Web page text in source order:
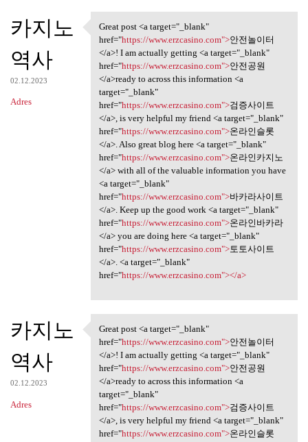
카지노
역사
02.12.2023
Adres
Great post <a target="_blank"
Great post <a target="_blank"
href="https://www.erzcasino.com">안전놀이터
</a>! I am actually getting <a target="_blank"
href="https://www.erzcasino.com">안전공원
</a>ready to across this information <a
target="_blank"
href="https://www.erzcasino.com">검증사이트
</a>, is very helpful my friend <a target="_blank"
href="https://www.erzcasino.com">온라인슬롯
</a>. Also great blog here <a target="_blank"
href="https://www.erzcasino.com">온라인카지노
</a> with all of the valuable information you have
<a target="_blank"
href="https://www.erzcasino.com">바카라사이트
</a>. Keep up the good work <a target="_blank"
href="https://www.erzcasino.com">온라인바카라
</a> you are doing here <a target="_blank"
href="https://www.erzcasino.com">토토사이트
</a>. <a target="_blank"
href="https://www.erzcasino.com"></a>
카지노
역사
02.12.2023
Adres
Great post <a target="_blank"
Great post <a target="_blank"
href="https://www.erzcasino.com">안전놀이터
</a>! I am actually getting <a target="_blank"
href="https://www.erzcasino.com">안전공원
</a>ready to across this information <a
target="_blank"
href="https://www.erzcasino.com">검증사이트
</a>, is very helpful my friend <a target="_blank"
href="https://www.erzcasino.com">온라인슬롯